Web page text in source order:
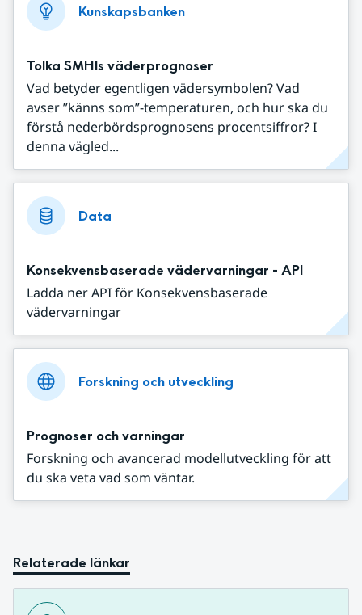
Kunskapsbanken
Tolka SMHIs väderprognoser
Vad betyder egentligen vädersymbolen? Vad
avser ”känns som”-temperaturen, och hur ska du
förstå nederbördsprognosens procentsiffror? I
denna vägled...
Data
Konsekvensbaserade vädervarningar - API
Ladda ner API för Konsekvensbaserade
vädervarningar
Forskning och utveckling
Prognoser och varningar
Forskning och avancerad modellutveckling för att
du ska veta vad som väntar.
Relaterade länkar